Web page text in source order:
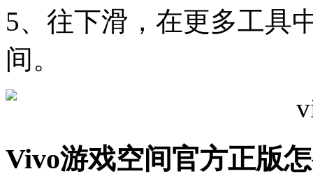
5、往下滑，在更多工具
间。
Vivo游戏空间官方正版